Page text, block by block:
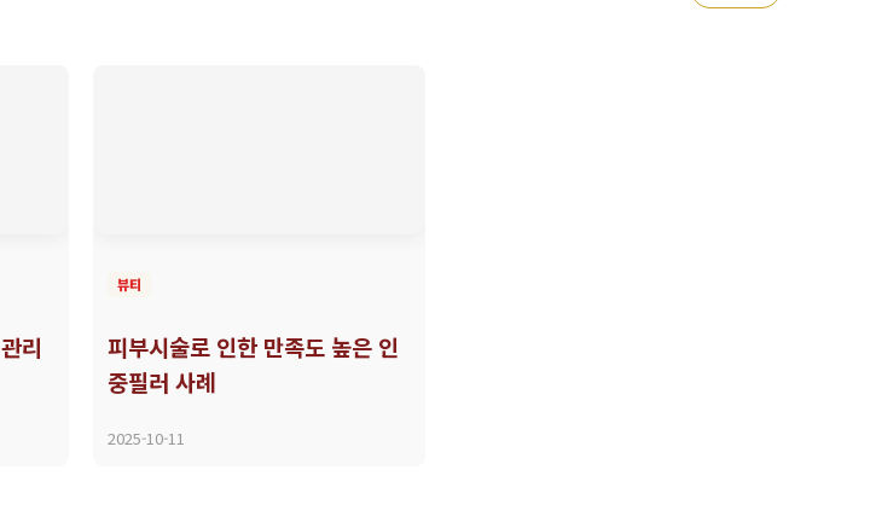
리
뷰티
피부시술로 인한 만족도 높은 인
중필러 사례
2025-10-11